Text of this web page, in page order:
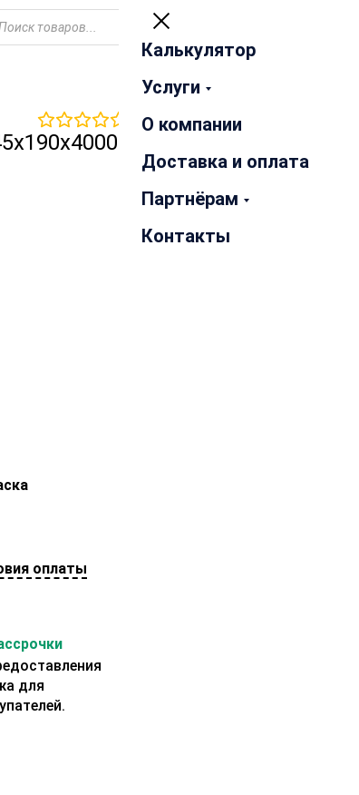
Закрыть
Калькулятор
Услуги
О компании
Доставка и оплата
Партнёрам
Контакты
отзывов
мм сорт
оплаты
для